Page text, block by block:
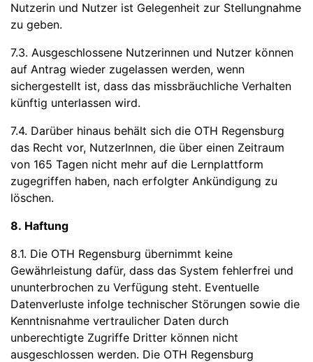
Nutzerin und Nutzer ist Gelegenheit zur Stellungnahme
zu geben.
7.3. Ausgeschlossene Nutzerinnen und Nutzer können
auf Antrag wieder zugelassen werden, wenn
sichergestellt ist, dass das missbräuchliche Verhalten
künftig unterlassen wird.
7.4. Darüber hinaus behält sich die OTH Regensburg
das Recht vor, NutzerInnen, die über einen Zeitraum
von 165 Tagen nicht mehr auf die Lernplattform
zugegriffen haben, nach erfolgter Ankündigung zu
löschen.
8. Haftung
8.1. Die OTH Regensburg übernimmt keine
Gewährleistung dafür, dass das System fehlerfrei und
ununterbrochen zu Verfügung steht. Eventuelle
Datenverluste infolge technischer Störungen sowie die
Kenntnisnahme vertraulicher Daten durch
unberechtigte Zugriffe Dritter können nicht
ausgeschlossen werden. Die OTH Regensburg